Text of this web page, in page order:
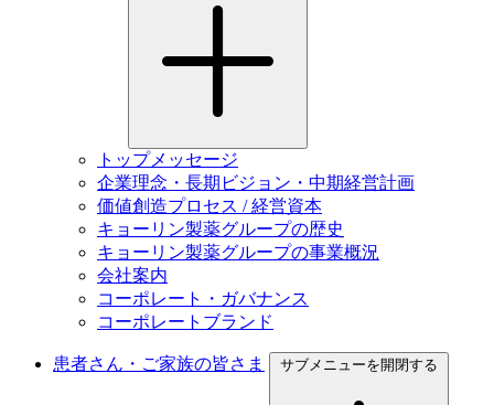
トップメッセージ
企業理念・長期ビジョン・中期経営計画
価値創造プロセス / 経営資本
キョーリン製薬グループの歴史
キョーリン製薬グループの事業概況
会社案内
コーポレート・ガバナンス
コーポレートブランド
患者さん・ご家族の皆さま サブメニューを開閉する